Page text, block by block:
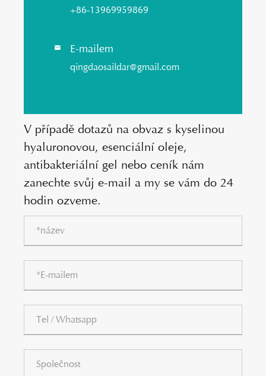
+86-13969959869
 E-mailem
qingdaosaildar@gmail.com
V případě dotazů na obvaz s kyselinou
hyaluronovou, esenciální oleje,
antibakteriální gel nebo ceník nám
zanechte svůj e-mail a my se vám do 24
hodin ozveme.